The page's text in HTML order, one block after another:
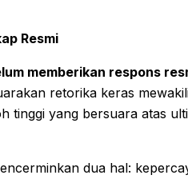
Resmi
memberikan respons
retorika keras
tinggi yang bersuara atas
dua hal: